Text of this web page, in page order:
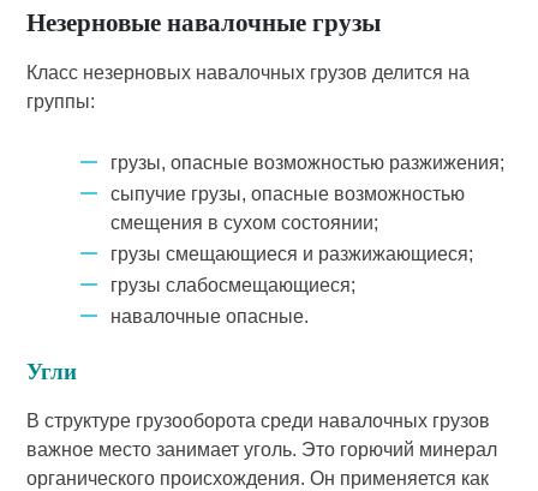
Незерновые навалочные грузы
Класс незерновых навалочных грузов делится на
группы:
грузы, опасные возможностью разжижения;
сыпучие грузы, опасные возможностью
смещения в сухом состоянии;
грузы смещающиеся и разжижающиеся;
грузы слабосмещающиеся;
навалочные опасные.
Угли
В структуре грузооборота среди навалочных грузов
важное место занимает уголь. Это горючий минерал
органического происхождения. Он применяется как